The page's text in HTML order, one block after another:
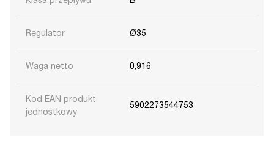
Regulator Ø35
Waga netto 0,916
Kod EAN produkt
jednostkowy
5902273544753